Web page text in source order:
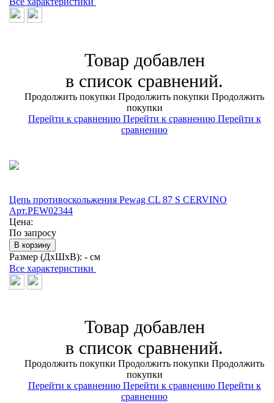
Товар добавлен
в список сравнений.
Продолжить покупки Продолжить покупки Продолжить
покупки
Перейти к сравнению Перейти к сравнению Перейти к
сравнению
Цепь противоскольжения Pewag CL 87 S CERVINO
Арт.PEW02344
Цена:
По запросу
В корзину
Размер (ДхШхВ): - см
Все характеристики
Товар добавлен
в список сравнений.
Продолжить покупки Продолжить покупки Продолжить
покупки
Перейти к сравнению Перейти к сравнению Перейти к
сравнению